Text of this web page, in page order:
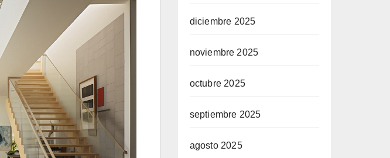
diciembre 2025
noviembre 2025
octubre 2025
septiembre 2025
agosto 2025